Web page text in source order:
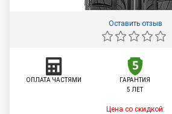
Оставить отзыв
ОПЛАТА ЧАСТЯМИ
ГАРАНТИЯ
5 ЛЕТ
Цена со скидкой: